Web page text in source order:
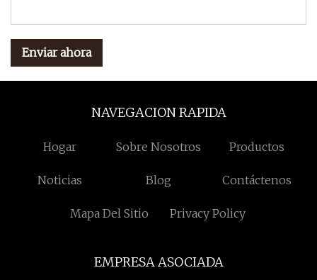
Enviar ahora
NAVEGACION RAPIDA
Hogar Sobre Nosotros Productos
Noticias Blog Contáctenos
Mapa Del Sitio Privacy Policy
EMPRESA ASOCIADA